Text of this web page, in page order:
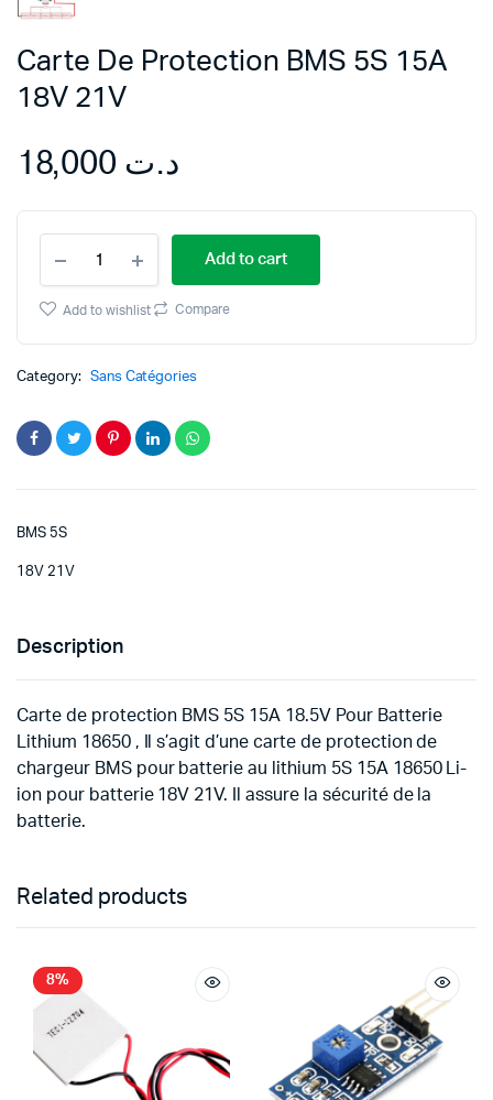
Carte De Protection BMS 5S 15A
18V 21V
د.ت
Protection
BMS
15A
18V
Add to cart
Add to wishlist Compare
Category: Sans Catégories
BMS 5S
18V 21V
Description
Carte de protection BMS 5S 15A 18.5V Pour Batterie
Lithium 18650 , Il s’agit d’une carte de protection de
chargeur BMS pour batterie au lithium 5S 15A 18650 Li-
ion pour batterie 18V 21V. Il assure la sécurité de la
batterie.
Related products
8%